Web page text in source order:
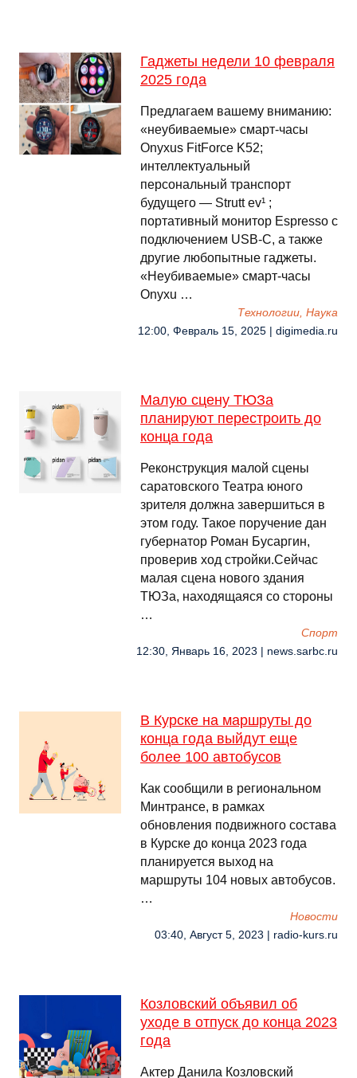
Гаджеты недели 10 февраля
2025 года
Предлагаем вашему вниманию:
«неубиваемые» смарт-часы
Onyxus FitForce K52;
интеллектуальный
персональный транспорт
будущего — Strutt ev¹ ;
портативный монитор Espresso с
подключением USB-C, а также
другие любопытные гаджеты.
«Неубиваемые» смарт-часы
Onyxu …
Технологии, Наука
12:00, Февраль 15, 2025 | digimedia.ru
Малую сцену ТЮЗа
планируют перестроить до
конца года
Реконструкция малой сцены
саратовского Театра юного
зрителя должна завершиться в
этом году. Такое поручение дан
губернатор Роман Бусаргин,
проверив ход стройки.Сейчас
малая сцена нового здания
ТЮЗа, находящаяся со стороны
…
Спорт
12:30, Январь 16, 2023 | news.sarbc.ru
В Курске на маршруты до
конца года выйдут еще
более 100 автобусов
Как сообщили в региональном
Минтрансе, в рамках
обновления подвижного состава
в Курске до конца 2023 года
планируется выход на
маршруты 104 новых автобусов.
…
Новости
03:40, Август 5, 2023 | radio-kurs.ru
Козловский объявил об
уходе в отпуск до конца 2023
года
Актер Данила Козловский